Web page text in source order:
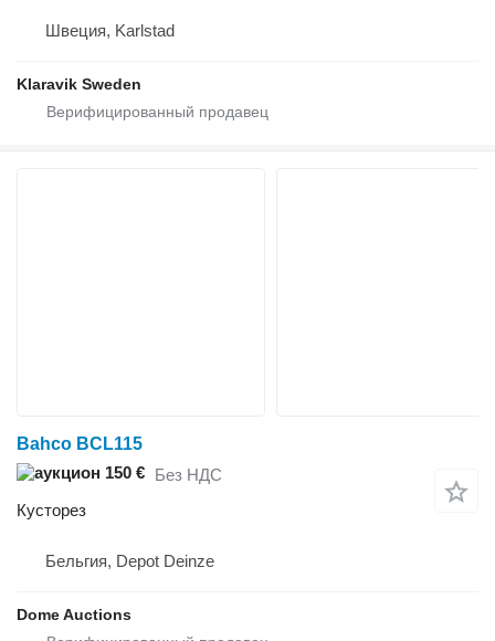
Швеция, Karlstad
Klaravik Sweden
Bahco BCL115
150 € Без НДС
Кусторез
Бельгия, Depot Deinze
Dome Auctions